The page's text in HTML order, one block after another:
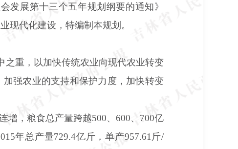
发展第十三个五年规划纲要的通知》
现代化建设，特编制本规划。
之重，以加快传统农业向现代农业转变
强农业的支持和保护力度，加快转变
增，粮食总产量跨越500、600、700亿
年总产量729.4亿斤，单产957.61斤/